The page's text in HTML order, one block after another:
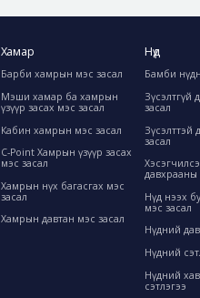
Хамар
Барби хамрын мэс засал
Мэши хамар ба хамрын
үзүүр засах мэс засал
Кабин хамрын мэс засал
C-Point Хамрын үзүүр засах
мэс засал
Хамрын нүх багасгах мэс
засал
Хамрын давтан мэс засал
Нүд
Бамби
Зүсэлтгүй
засал
Зүсэлттэй
засал
давхрааны
Нүд нээх
мэс засал
Нүдний
Нүдний
Нүдний
сэтлэгээ